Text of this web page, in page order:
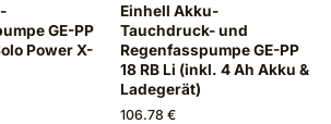
GE-PP
Power X-
Einhell Akku-
Tauchdruck- und
Regenfasspumpe GE-PP
18 RB Li (inkl. 4 Ah Akku &
Ladegerät)
106.78 €